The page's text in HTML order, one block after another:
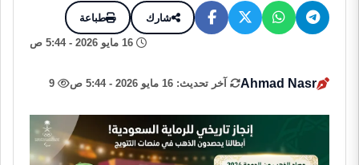
شارك طباعة
Ahmad Nasr آخر تحديث: 16 مايو 2026 - 5:44 ص